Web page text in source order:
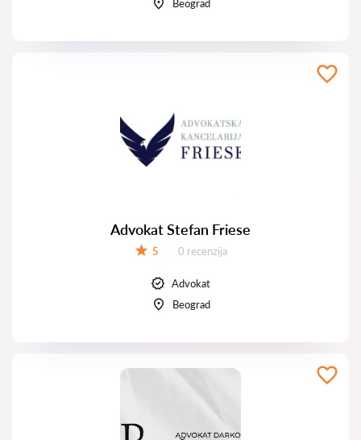
Beograd
Advokat Stefan Friese
5 Recenzija:
0 recenzija
Advokat
Beograd